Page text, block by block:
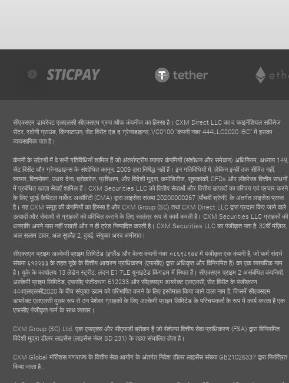
सीएक्सएम डायरेक्ट एलएलसी सीएक्सएम ग्रुप ऑफ कंपनीज का हिस्सा है। CXM Direct LLC का द फाइनेंशियल सर्विसेज
सेंटर, स्टोनी ग्राउंड, किंग्सटाउन, सेंट विंसेंट एंड द ग्रेनाडाइन्स, VC0100 "कंपनी नंबर 444LLC2020 IBC" में इसका
व्यावसायिक पता है।
कंपनी के उद्देश्यों में वे सभी गतिविधियाँ शामिल हैं जो अंतर्राष्ट्रीय व्यापार कंपनियों (संशोधन और समेकन) अधिनियम, अध्याय 149,
सेंट विंसेंट और ग्रेनाडाइन्स के संशोधित कानून, 2009 द्वारा निषिद्ध नहीं हैं। इन गतिविधियों में, लेकिन इन्हीं तक सीमित नहीं,
व्यापार, वित्तपोषण, उधार देना, ब्रोकरेज, प्रशिक्षण, और विदेशी मुद्रा, कमोडिटीज, सूचकांकों, CFDs और लीवरेज्ड वित्तीय साधनों
में प्रबंधित खाता सेवाएँ शामिल हैं। CXM Securities LLC को वित्तीय सेवाओं और वित्तीय उत्पादों का परिचय एवं प्रचार करने
के लिए यूएई कैपिटल मार्केट अथॉरिटी (CMA) द्वारा लाइसेंस संख्या 20200000267 (पाँचवीं श्रेणी) के अंतर्गत लाइसेंस प्राप्त
है। यह CXM समूह की कंपनियों का हिस्सा है और CXM Group (SC) तथा CXM Direct LLC द्वारा प्रदान किए जाने वाले
उत्पादों और सेवाओं से ग्राहकों को परिचित कराने के लिए स्वतंत्र रूप से कार्य करती है। CXM Securities LLC ग्राहकों की
धनराशि अपने पास नहीं रखती और न ही ट्रेड निष्पादित करती है। CXM Securities LLC का पंजीकृत पता है: 32वीं मंज़िल,
अल सलाम टावर, अल सुफौह 2, दुबई, संयुक्त अरब अमीरात।
सीएक्सएम प्राइम अल्केमी प्राइम लिमिटेड (इंग्लैंड और वेल्स कंपनी नंबर ०८६९८९७४ में पंजीकृत एक कंपनी है, जो फर्म संदर्भ
संख्या ६१२२३३ के तहत यूके के वित्तीय आचरण प्राधिकरण (एफसीए) द्वारा अधिकृत और विनियमित है) का एक व्यापारिक नाम
है। यूके के कार्यालय 13 लेडेन स्ट्रीट, लंदन E1 7LE यूनाइटेड किंगडम में स्थित हैं। सीएक्सएम प्राइम 2 असंबंधित कंपनियों,
अल्केमी प्राइम लिमिटेड, एफसीए पंजीकरण 612233 और सीएक्सएम डायरेक्ट एलएलसी, सेंट विंसेंट के पंजीकरण
444एलएलसी2020 के बीच संयुक्त उद्यम को परिभाषित करने के लिए इस्तेमाल किया जाने वाला नाम है, जिसमें सीएक्सएम
डायरेक्ट एलएलसी मुख्य रूप से उन पेशेवर ग्राहकों के लिए अल्केमी प्राइम लिमिटेड के परिचयकर्ता के रूप में कार्य करता है एक
एफसीए पंजीकृत फर्म के साथ व्यापार।
CXM Group (SC) Ltd. एक एफएक्स और सीएफडी ब्रोकर है जो सेशेल्स वित्तीय सेवा प्राधिकरण (FSA) द्वारा विनियमित
विदेशी मुद्रा डीलर लाइसेंस (लाइसेंस नंबर SD 231) के तहत संचालित होता है।
CXM Global मॉरीशस गणराज्य के वित्तीय सेवा आयोग के अंतर्गत निवेश डीलर लाइसेंस संख्या GB21026337 द्वारा नियंत्रित
किया जाता है .
ब्रोकर